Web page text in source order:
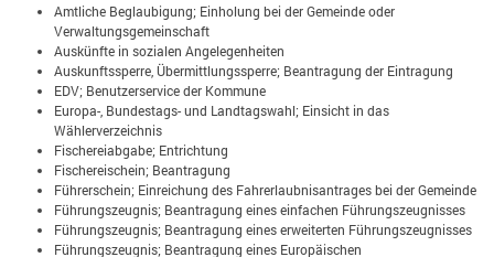
Amtliche Beglaubigung; Einholung bei der Gemeinde oder
Verwaltungsgemeinschaft
Auskünfte in sozialen Angelegenheiten
Auskunftssperre, Übermittlungssperre; Beantragung der Eintragung
EDV; Benutzerservice der Kommune
Europa-, Bundestags- und Landtagswahl; Einsicht in das
Wählerverzeichnis
Fischereiabgabe; Entrichtung
Fischereischein; Beantragung
Führerschein; Einreichung des Fahrerlaubnisantrages bei der Gemeinde
Führungszeugnis; Beantragung eines einfachen Führungszeugnisses
Führungszeugnis; Beantragung eines erweiterten Führungszeugnisses
Führungszeugnis; Beantragung eines Europäischen